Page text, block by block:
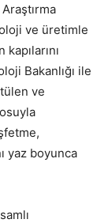
ve üretimle
Bakanlığı ile
ve
yaz boyunca